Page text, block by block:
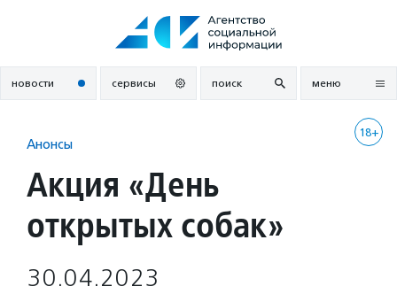
новости сервисы поиск меню
18+
Анонсы
Акция «День
открытых собак»
30.04.2023